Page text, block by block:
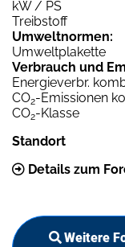
kW / PS
Treibstoff
Umweltnormen:
Umweltplakette
Verbrauch und
Energieverbr.
CO2-Emissionen
CO2-Klasse
Standort
Details zum
Weitere